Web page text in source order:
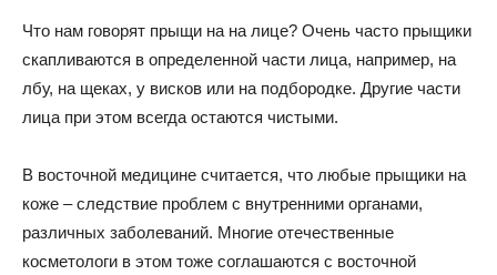
Что нам говорят прыщи на на лице? Очень часто прыщики
скапливаются в определенной части лица, например, на
лбу, на щеках, у висков или на подбородке. Другие части
лица при этом всегда остаются чистыми.
В восточной медицине считается, что любые прыщики на
коже – следствие проблем с внутренними органами,
различных заболеваний. Многие отечественные
косметологи в этом тоже соглашаются с восточной